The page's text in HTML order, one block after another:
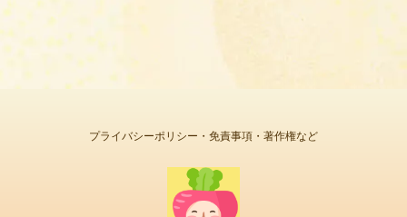
プライバシーポリシー・免責事項・著作権など